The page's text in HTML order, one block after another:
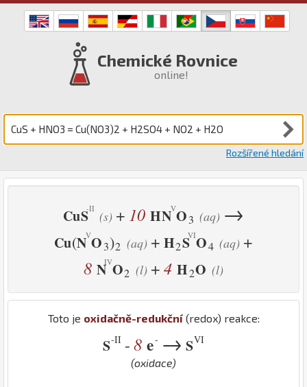
Chemické Rovnice
online!
Rozšířené hledání
CuS (s) + 10 HN O3 (aq) →
Cu(N O3)2 (aq) + H2S O4 (aq) +
8 N O2 (l) +4 H2O (l)
Toto je oxidačně-redukční(redox) reakce:
S-II - 8 e- → SVI
(oxidace)